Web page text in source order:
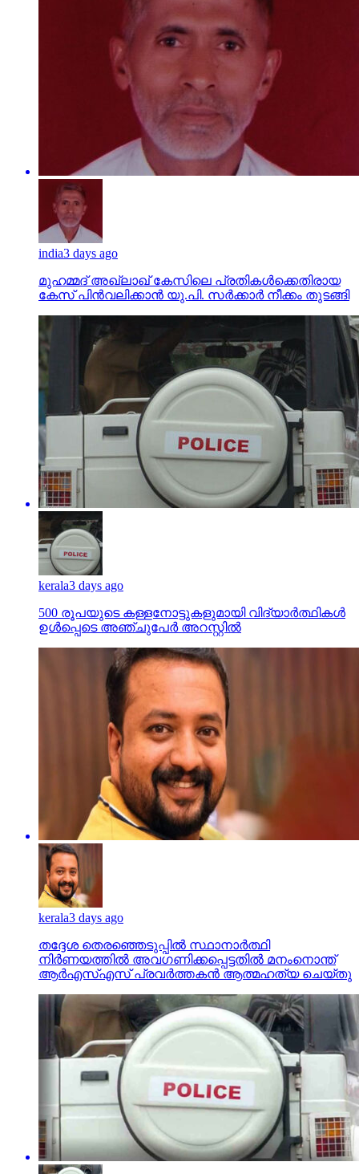
india3 days ago
മുഹമ്മദ് അഖ്‌ലാഖ് കേസിലെ പ്രതികള്‍ക്കെതിരായ
കേസ് പിന്‍വലിക്കാന്‍ യു.പി. സര്‍ക്കാര്‍ നീക്കം തുടങ്ങി
kerala3 days ago
500 രൂപയുടെ കള്ളനോട്ടുകളുമായി വിദ്യാര്‍ത്ഥികള്‍
ഉള്‍പ്പെടെ അഞ്ചുപേര്‍ അറസ്റ്റില്‍
kerala3 days ago
തദ്ദേശ തെരഞ്ഞെടുപ്പില്‍ സ്ഥാനാര്‍ത്ഥി
നിര്‍ണയത്തില്‍ അവഗണിക്കപ്പെട്ടതില്‍ മനംനൊന്ത്
ആര്‍എസ്എസ് പ്രവര്‍ത്തകന്‍ ആത്മഹത്യ ചെയ്തു